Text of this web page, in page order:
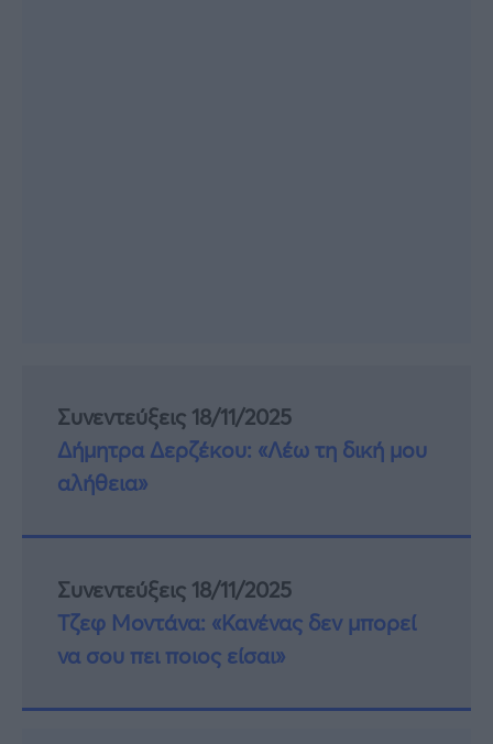
Συνεντεύξεις 18/11/2025
Δήμητρα Δερζέκου: «Λέω τη δική μου
αλήθεια»
Συνεντεύξεις 18/11/2025
Τζεφ Μοντάνα: «Κανένας δεν μπορεί
να σου πει ποιος είσαι»